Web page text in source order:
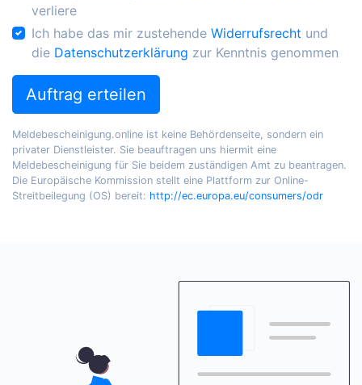
verliere
Ich habe das mir zustehende Widerrufsrecht und
die Datenschutzerklärung zur Kenntnis genommen
Auftrag erteilen
Meldebescheinigung.online ist keine Behördenseite, sondern ein
privater Dienstleister. Sie beauftragen uns hiermit eine
Meldebescheinigung für Sie beidem zuständigen Amt zu beantragen.
Die Europäische Kommission stellt eine Plattform zur Online-
Streitbeilegung (OS) bereit: http://ec.europa.eu/consumers/odr